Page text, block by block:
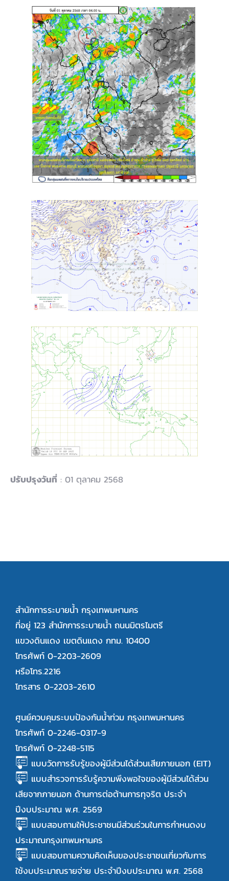
ปรับปรุงวันที่ : 01 ตุลาคม 2568
สำนักการระบายน้ำ กรุงเทพมหานคร
ที่อยู่ 123 สำนักการระบายน้ำ ถนนมิตรไมตรี
แขวงดินแดง เขตดินแดง กทม. 10400
โทรศัพท์ 0-2203-2609
หรือโทร.2216
โทรสาร 0-2203-2610
ศูนย์ควบคุมระบบป้องกันน้ำท่วม กรุงเทพมหานคร
โทรศัพท์ 0-2246-0317-9
โทรศัพท์ 0-2248-5115
แบบวัดการรับรู้ของผู้มีส่วนได้ส่วนเสียภายนอก (EIT)
แบบสำรวจการรับรู้ความพึงพอใจของผู้มีส่วนได้ส่วน
เสียจากภายนอก ด้านการต่อต้านการทุจริต ประจำ
ปีงบประมาณ พ.ศ. 2569
แบบสอบถามให้ประชาชนมีส่วนร่วมในการกำหนดงบ
ประมาณกรุงเทพมหานคร
แบบสอบถามความคิดเห็นของประชาชนเกี่ยวกับการ
ใช้งบประมาณรายจ่าย ประจำปีงบประมาณ พ.ศ. 2568